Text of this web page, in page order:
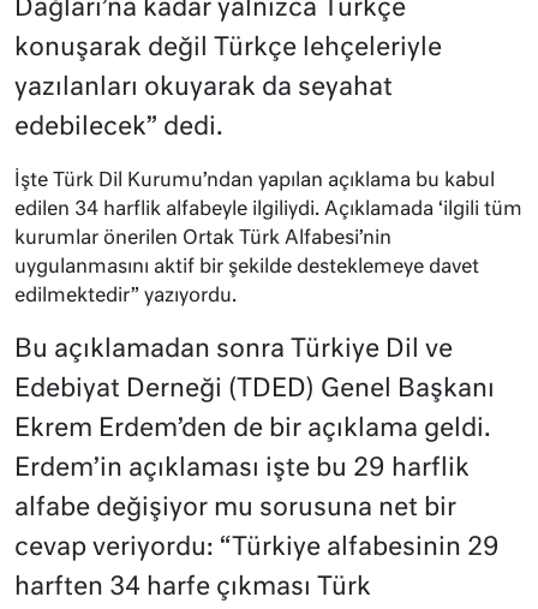
Dağları’na kadar yalnızca Türkçe
konuşarak değil Türkçe lehçeleriyle
yazılanları okuyarak da seyahat
edebilecek” dedi.
İşte Türk Dil Kurumu’ndan yapılan açıklama bu kabul
edilen 34 harflik alfabeyle ilgiliydi. Açıklamada ‘ilgili tüm
kurumlar önerilen Ortak Türk Alfabesi’nin
uygulanmasını aktif bir şekilde desteklemeye davet
edilmektedir” yazıyordu.
Bu açıklamadan sonra Türkiye Dil ve
Edebiyat Derneği (TDED) Genel Başkanı
Ekrem Erdem’den de bir açıklama geldi.
Erdem’in açıklaması işte bu 29 harflik
alfabe değişiyor mu sorusuna net bir
cevap veriyordu: “Türkiye alfabesinin 29
harften 34 harfe çıkması Türk